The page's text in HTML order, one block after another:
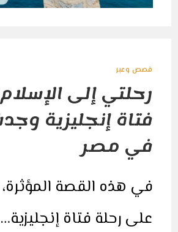
قصص وعبر
رحلتي إلى
فتاة إنجليزية
في مصر
في هذه القصة
على رحلة فتاة إنجليزية…